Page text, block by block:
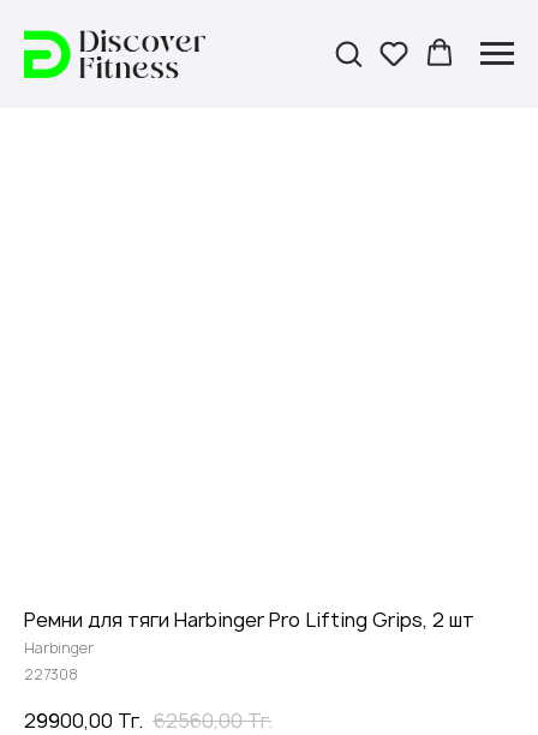
Ремни для тяги Harbinger Pro Lifting Grips, 2 шт
Harbinger
227308
29900,00 Тг. 62560,00Тг.